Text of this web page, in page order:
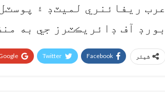
عرب ريفائنري لميٽڊ ۽
بورڊ آف ڊائريڪٽرز جي به
شیئر Facebook
Twitter